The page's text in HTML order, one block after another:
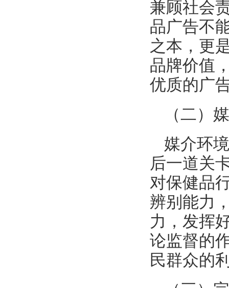
兼顾社会
品广告不
之本，更
品牌价值
优质的广
（二）
媒介环
后一道关
对保健品
辨别能力
力，发挥
论监督的
民群众的